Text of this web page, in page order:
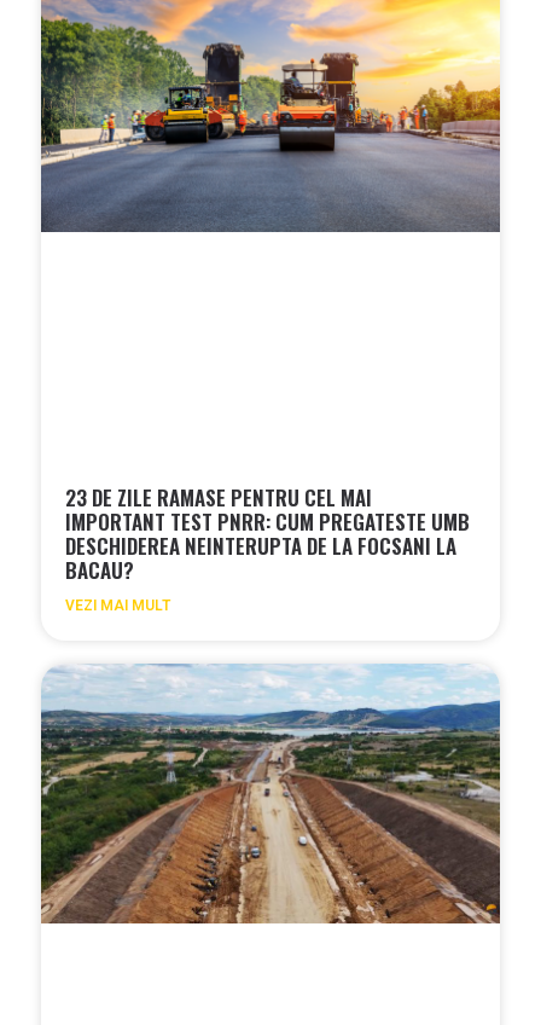
23 DE ZILE RAMASE PENTRU CEL MAI
IMPORTANT TEST PNRR: CUM PREGATESTE UMB
DESCHIDEREA NEINTERUPTA DE LA FOCSANI LA
BACAU?
VEZI MAI MULT